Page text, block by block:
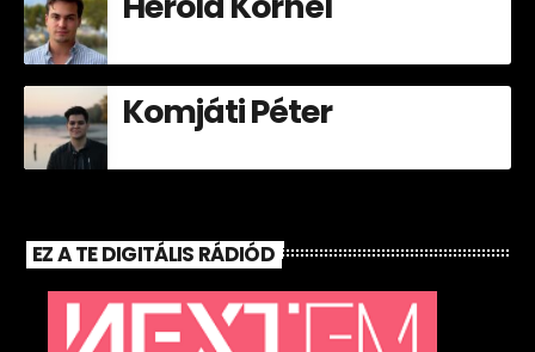
Komjáti Péter
EZ A TE DIGITÁLIS RÁDIÓD